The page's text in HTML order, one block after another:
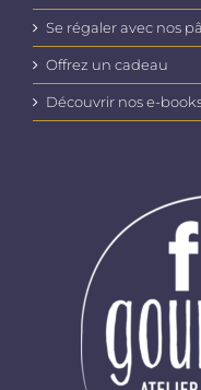
Se régaler avec nos
Offrez un cadeau
Découvrir nos e-